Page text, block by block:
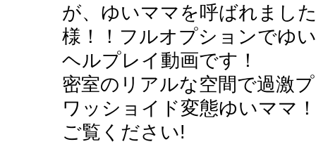
が、ゆいママを呼ばれまし
様！！フルオプションでゆ
ヘルプレイ動画です！
密室のリアルな空間で過激
ワッショイド変態ゆいママ！
ご覧ください!